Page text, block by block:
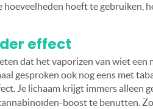
hoeveelheden hoeft te gebruiken,
effect
dat het vaporizen van wiet
gesproken ook nog eens met
Je lichaam krijgt immers alleen
boost te benutten.